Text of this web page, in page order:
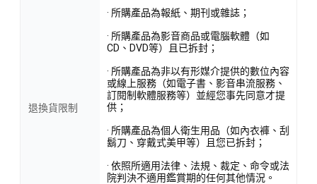
退換貨限制
· 所購產品為報紙、期刊或雜誌；
· 所購產品為影音商品或電腦軟體（如
CD、DVD等）且已拆封；
· 所購產品為非以有形媒介提供的數位內容
或線上服務（如電子書、影音串流服務、
訂閱制軟體服務等）並經您事先同意才提
供；
· 所購產品為個人衛生用品（如內衣褲、刮
鬍刀、穿戴式美甲等）且您已拆封；
· 依照所適用法律、法規、裁定、命令或法
院判決不適用鑑賞期的任何其他情況。